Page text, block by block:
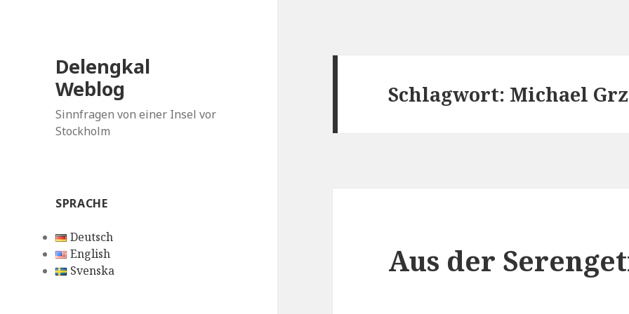
Delengkal
Weblog
Sinnfragen von einer Insel vor
Stockholm
SPRACHE
Deutsch
English
Svenska
Schlagwort: Michael
Aus der